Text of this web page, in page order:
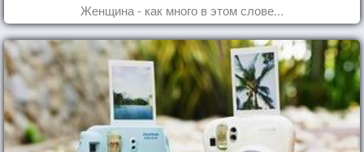
Женщина - как много в этом слове...